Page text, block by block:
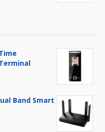
Band Smart